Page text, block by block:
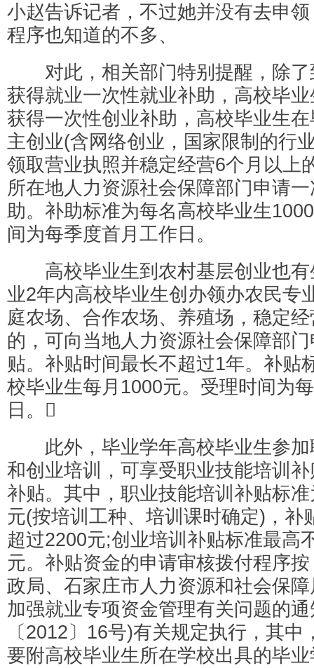
小赵告诉记者，不过她并没有去申
程序也知道的不多、
对此，相关部门特别提醒，除了
获得就业一次性就业补助，高校毕
获得一次性创业补助，高校毕业生
主创业(含网络创业，国家限制的行
领取营业执照并稳定经营6个月以上
所在地人力资源社会保障部门申请
助。补助标准为每名高校毕业生
间为每季度首月工作日。
高校毕业生到农村基层创业也有
业2年内高校毕业生创办领办农民专
庭农场、合作农场、养殖场，稳定
的，可向当地人力资源社会保障部
贴。补贴时间最长不超过1年。补贴
校毕业生每月1000元。受理时间为
日。
此外，毕业学年高校毕业生参加
和创业培训，可享受职业技能培训
补贴。其中，职业技能培训补贴标
元(按培训工种、培训课时确定)，补
超过2200元;创业培训补贴标准最高
元。补贴资金的申请审核拨付程序
政局、石家庄市人力资源和社会保
加强就业专项资金管理有关问题的
〔2012〕16号)有关规定执行，其中
要附高校毕业生所在学校出具的毕